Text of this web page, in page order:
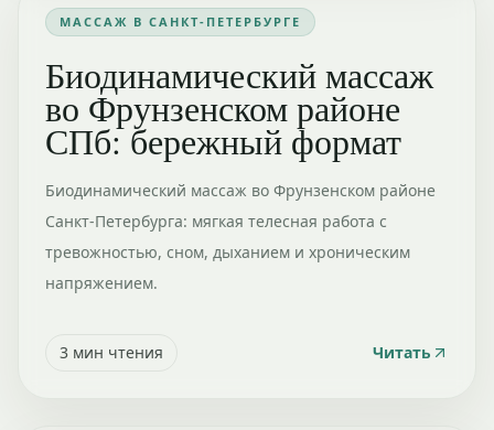
МАССАЖ В САНКТ-ПЕТЕРБУРГЕ
Биодинамический массаж
во Фрунзенском районе
СПб: бережный формат
Биодинамический массаж во Фрунзенском районе
Санкт-Петербурга: мягкая телесная работа с
тревожностью, сном, дыханием и хроническим
напряжением.
3 мин чтения Читать